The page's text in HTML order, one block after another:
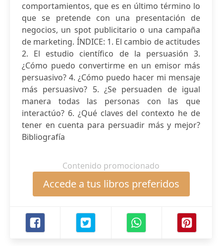
comportamientos, que es en último término lo
que se pretende con una presentación de
negocios, un spot publicitario o una campaña
de marketing. ÍNDICE: 1. El cambio de actitudes
2. El estudio científico de la persuasión 3.
¿Cómo puedo convertirme en un emisor más
persuasivo? 4. ¿Cómo puedo hacer mi mensaje
más persuasivo? 5. ¿Se persuaden de igual
manera todas las personas con las que
interactúo? 6. ¿Qué claves del contexto he de
tener en cuenta para persuadir más y mejor?
Bibliografía
Contenido promocionado
Accede a tus libros preferidos